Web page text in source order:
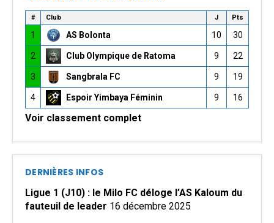
# Club J Pts
1 AS Bolonta 10 30
2 Club Olympique de Ratoma 9 22
3 Sangbrala FC 9 19
4 Espoir Yimbaya Féminin 9 16
Voir classement complet
DERNIÈRES INFOS
Ligue 1 (J10) : le Milo FC déloge l’AS Kaloum du
fauteuil de leader 16 décembre 2025